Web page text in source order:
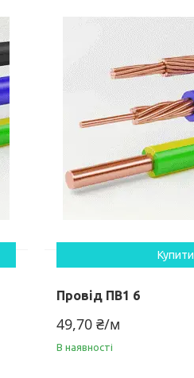
Купити
Провід ПВ1 6
49,70 ₴/м
В наявності